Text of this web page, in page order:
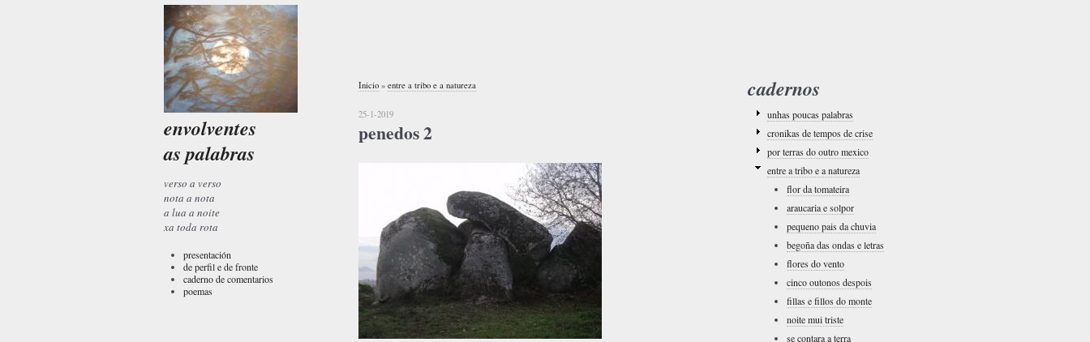
envolventes
as palabras
verso a verso
nota a nota
a lua a noite
xa toda rota
presentación
de perfil e de fronte
caderno de comentarios
poemas
Inicio » entre a tribo e a natureza
25-1-2019
penedos 2
cadernos
unhas poucas palabras
cronikas de tempos de crise
por terras do outro mexico
entre a tribo e a natureza
flor da tomateira
araucaria e solpor
pequeno pais da chuvia
begoña das ondas e letras
flores do vento
cinco outonos despois
fillas e fillos do monte
noite mui triste
se contara a terra